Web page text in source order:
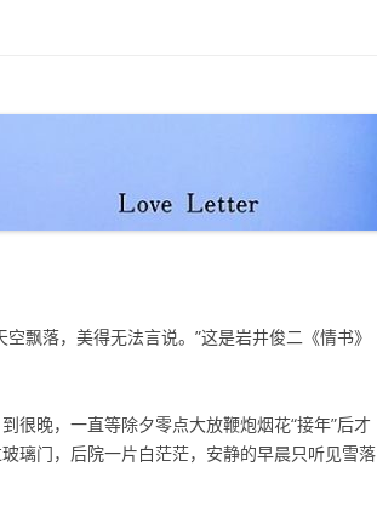
飘落，美得无法言说。”这是岩井俊二《情书》
很晚，一直等除夕零点大放鞭炮烟花“接年”后才
璃门，后院一片白茫茫，安静的早晨只听见雪落